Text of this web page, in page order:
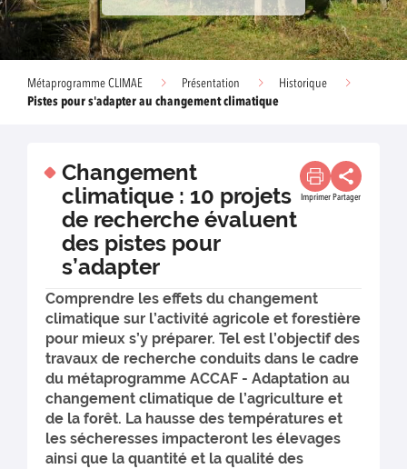
Métaprogramme CLIMAE Présentation
Historique
Pistes pour s'adapter au changement climatique
Changement
climatique : 10 projets
de recherche évaluent
des pistes pour
s’adapter
Imprimer Partager
Comprendre les effets du changement
climatique sur l’activité agricole et forestière
pour mieux s’y préparer. Tel est l’objectif des
travaux de recherche conduits dans le cadre
du métaprogramme ACCAF - Adaptation au
changement climatique de l’agriculture et
de la forêt. La hausse des températures et
les sécheresses impacteront les élevages
ainsi que la quantité et la qualité des